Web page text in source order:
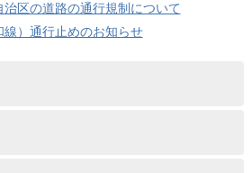
区の道路の通行規制について
）通行止めのお知らせ